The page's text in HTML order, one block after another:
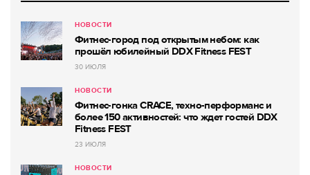
НОВОСТИ
Фитнес-город под открытым небом: как
прошёл юбилейный DDX Fitness FEST
30 ИЮЛЯ
НОВОСТИ
Фитнес-гонка CRACE, техно-перформанс и
более 150 активностей: что ждет гостей DDX
Fitness FEST
23 ИЮЛЯ
НОВОСТИ